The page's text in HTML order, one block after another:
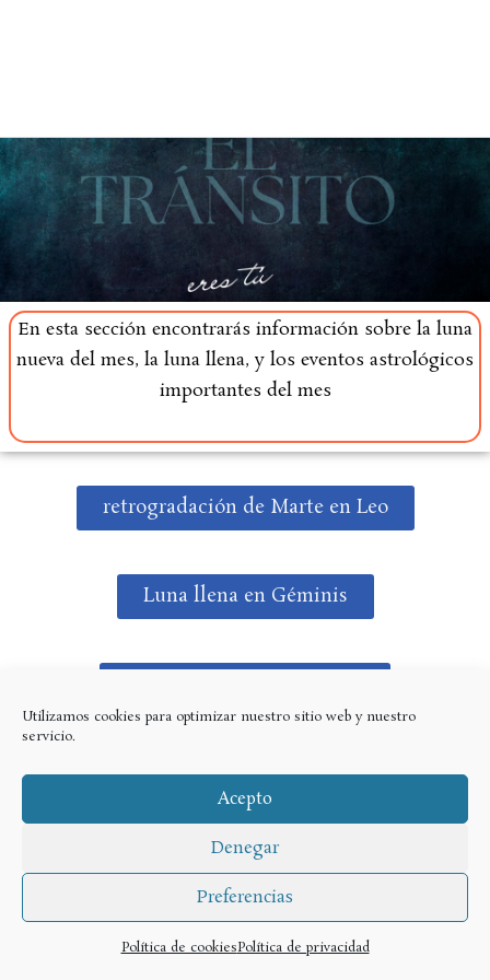
Utilizamos cookies para optimizar nuestro sitio web y nuestro
servicio.
Acepto
Denegar
Preferencias
Política de cookiesPolítica de privacidad
En esta sección encontrarás información sobre la luna
nueva del mes, la luna llena, y los eventos astrológicos
importantes del mes
retrogradación de Marte en Leo
Luna llena en Géminis
Luna nueva en Capri por signo